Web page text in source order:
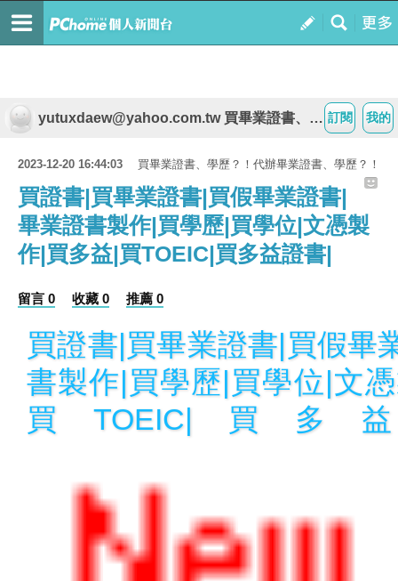
我的
訂閱
yutuxdaew@yahoo.com.tw 買畢業證書、學歷？！代辦畢業證書、學歷？！
2023-12-20 16:44:03 買畢業證書、學歷？！代辦畢業證書、學歷？！
買證書|買畢業證書|買假畢業證書|
畢業證書製作|買學歷|買學位|文憑製
作|買多益|買TOEIC|買多益證書|
留言 0 收藏 0 推薦 0
買證書|買畢業證書|買假畢
書製作|買學歷|買學位|文
買TOEIC|買多